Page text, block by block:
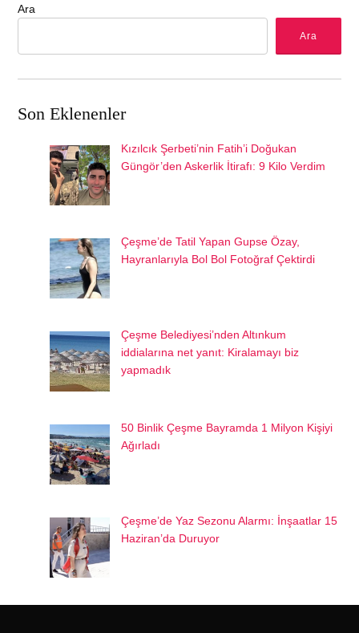
Ara
Ara
Son Eklenenler
Kızılcık Şerbeti’nin Fatih’i Doğukan
Güngör’den Askerlik İtirafı: 9 Kilo Verdim
Çeşme’de Tatil Yapan Gupse Özay,
Hayranlarıyla Bol Bol Fotoğraf Çektirdi
Çeşme Belediyesi’nden Altınkum
iddialarına net yanıt: Kiralamayı biz
yapmadık
50 Binlik Çeşme Bayramda 1 Milyon Kişiyi
Ağırladı
Çeşme’de Yaz Sezonu Alarmı: İnşaatlar 15
Haziran’da Duruyor